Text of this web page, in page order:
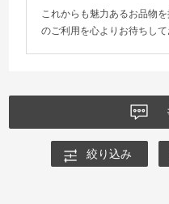
これからも魅力あるお品物
のご利用を心よりお待ちして
絞り込み